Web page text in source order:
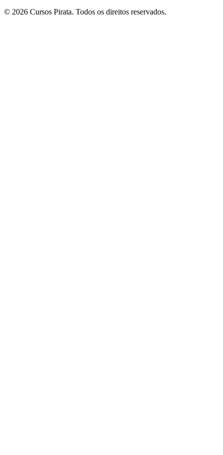
© 2026 Cursos Pirata. Todos os direitos reservados.